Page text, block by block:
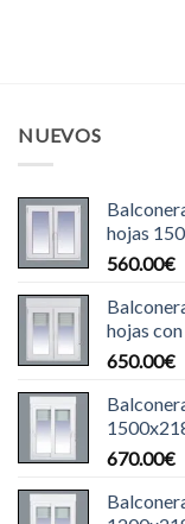
NUEVOS
hojas
560.00€
hojas
650.00€
670.00€